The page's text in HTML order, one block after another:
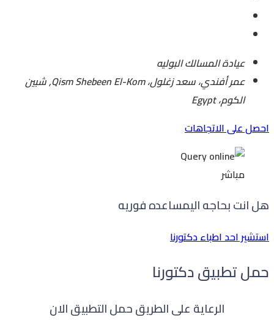
عيادة المسالك البوليه
عمر أفندي، سعد زغلول، Qism Shebeen El-Kom, شبين
الكوم، Egypt
احصل على الاتجاهات
مباشر
هل انت بحاجه اليمساعده فوريه
استشير احد اطباء دكتورنا
حمل تطبيق دكتورنا
الرعاية على الطريق حمل التطبيق الان